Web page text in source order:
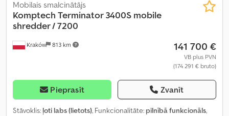
Kraków 813 km
Mobilais smalcinātājs
Komptech Terminator 3400S mobile
shredder / 7200
141 700 €
VB plus PVN
(174 291 € bruto)
Pieprasīt Zvanīt
Stāvoklis: ļoti labs (lietots), Funkcionalitāte: pilnībā funkcionāls,